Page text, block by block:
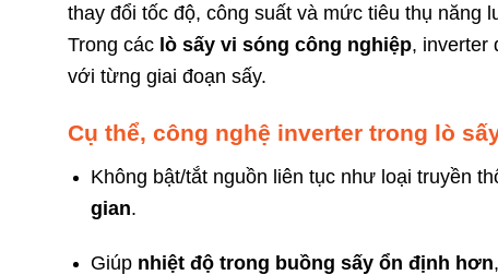
thay đổi tốc độ, công suất và mức tiêu thụ năng
Trong các lò sấy vi sóng công nghiệp, inverter
với từng giai đoạn sấy.
Cụ thể, công nghệ inverter trong lò
Không bật/tắt nguồn liên tục như loại truyền
gian.
Giúp nhiệt độ trong buồng sấy ổn định hơn